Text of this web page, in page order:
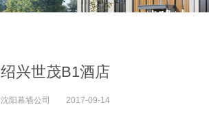
绍兴世茂B1酒店
沈阳幕墙公司 2017-09-14